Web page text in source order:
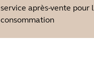
service après-vente pour
consommation